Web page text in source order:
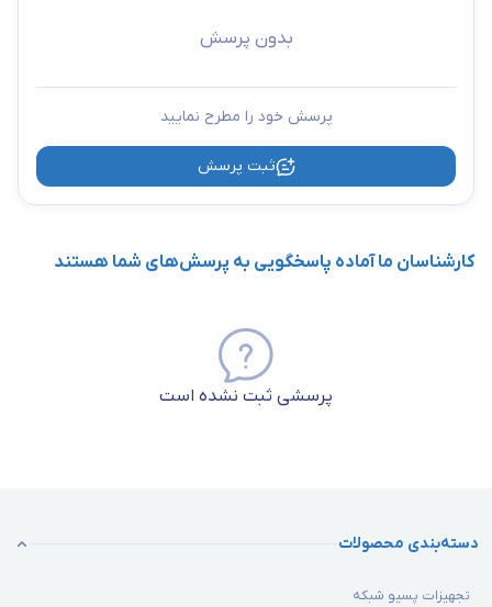
بدون پرسش
پرسش خود را مطرح نمایید
ثبت پرسش
کارشناسان ما آماده پاسخگویی به پرسش‌های شما هستند
پرسشی ثبت نشده است
دسته‌بندی محصولات
تجهیزات پسیو شبکه